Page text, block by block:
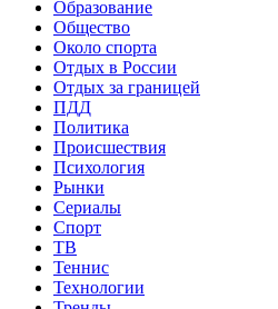
Образование
Общество
Около спорта
Отдых в России
Отдых за границей
ПДД
Политика
Происшествия
Психология
Рынки
Сериалы
Спорт
ТВ
Теннис
Технологии